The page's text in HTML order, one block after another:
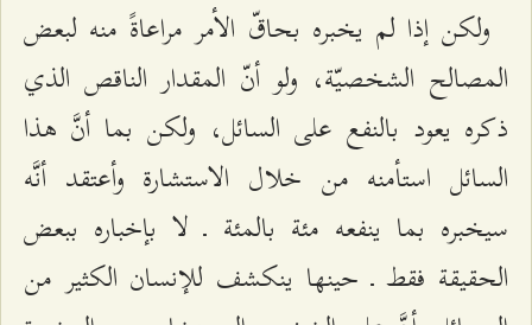
ولكن إذا لم يخبره بحاقّ الأمر مراعاةً منه لبعض
المصالح الشخصيّة، ولو أنّ المقدار الناقص الذي
ذكره يعود بالنفع على السائل، ولكن بما أنَّ هذا
السائل استأمنه من خلال الاستشارة وأعتقد أنَّه
سيخبره بما ينفعه مئة بالمئة ـ لا بإخباره ببعض
الحقيقة فقط ـ حينها ينكشف للإنسان الكثير من